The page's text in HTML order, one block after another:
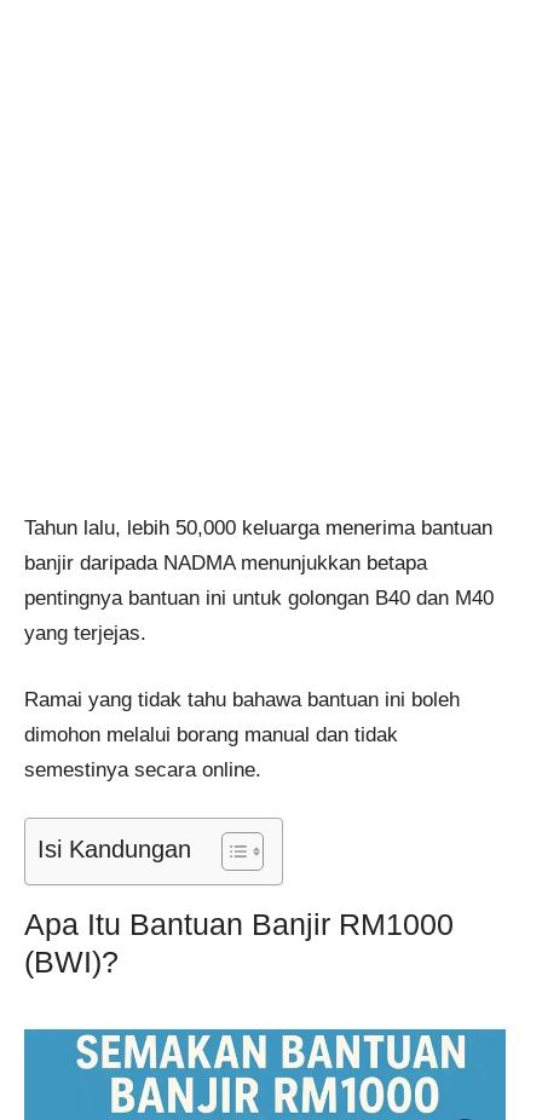
Tahun lalu, lebih 50,000 keluarga menerima bantuan
banjir daripada NADMA menunjukkan betapa
pentingnya bantuan ini untuk golongan B40 dan M40
yang terjejas.
Ramai yang tidak tahu bahawa bantuan ini boleh
dimohon melalui borang manual dan tidak
semestinya secara online.
Isi Kandungan
Apa Itu Bantuan Banjir RM1000
(BWI)?